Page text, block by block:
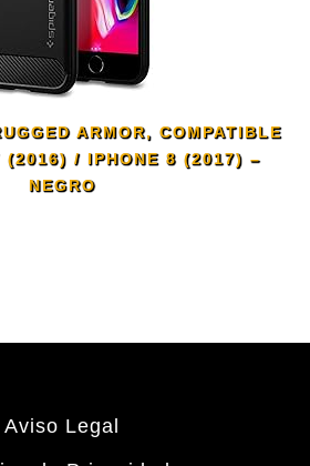
ARMOR, COMPATIBLE
(2016) / IPHONE 8 (2017) –
NEGRO
Aviso Legal